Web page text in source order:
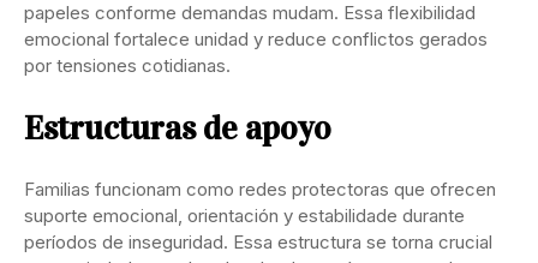
papeles conforme demandas mudam. Essa flexibilidad
emocional fortalece unidad y reduce conflictos gerados
por tensiones cotidianas.
Estructuras de apoyo
Familias funcionam como redes protectoras que ofrecen
suporte emocional, orientación y estabilidade durante
períodos de inseguridad. Essa estructura se torna crucial